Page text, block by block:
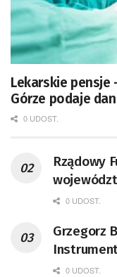
Lekarskie
Górze podaje
0 UDOST.
Rządowy
0 UDOST.
Grzegorz
Instruments S.A. Fizyk,
pracownik
0 UDOST.